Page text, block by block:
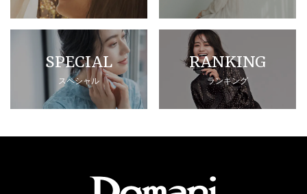
SPECIAL
スペシャル
RANKING
ランキング